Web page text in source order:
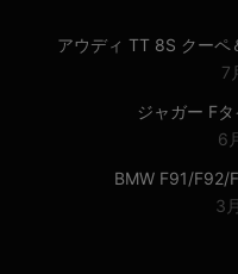
アウディ TT 8S クーペ
7
ジャガー F
6
BMW F91/F92/
3